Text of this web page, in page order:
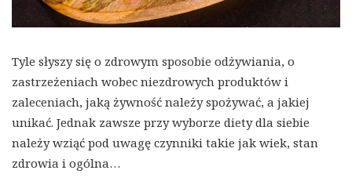
Tyle słyszy się o zdrowym sposobie odżywiania, o
zastrzeżeniach wobec niezdrowych produktów i
zaleceniach, jaką żywność należy spożywać, a jakiej
unikać. Jednak zawsze przy wyborze diety dla siebie
należy wziąć pod uwagę czynniki takie jak wiek, stan
zdrowia i ogólna…